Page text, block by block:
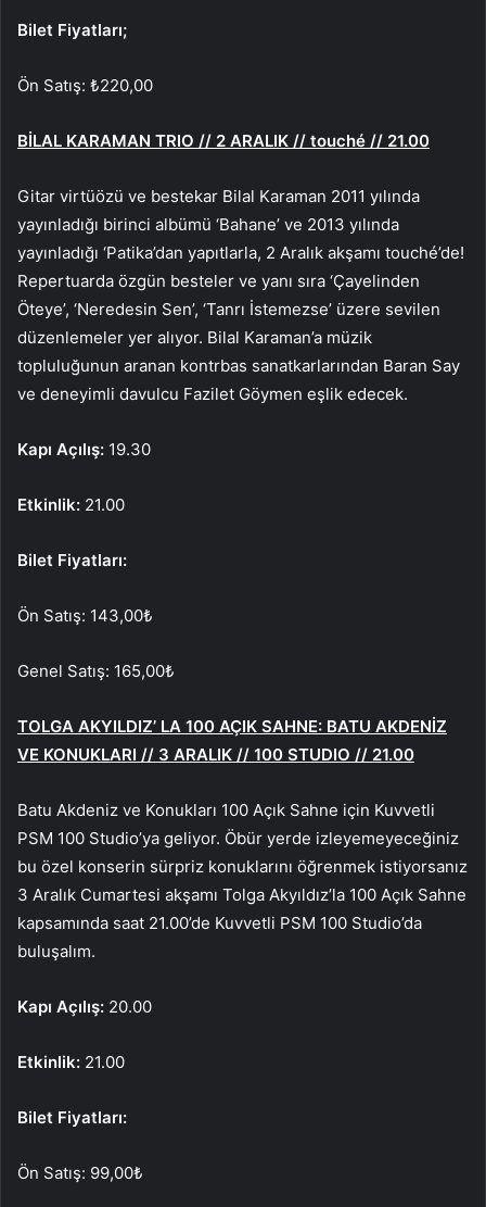
Bilet Fiyatları;
Ön Satış: ₺220,00
BİLAL KARAMAN TRIO // 2 ARALIK // touché // 21.00
Gitar virtüözü ve bestekar Bilal Karaman 2011 yılında
yayınladığı birinci albümü ‘Bahane’ ve 2013 yılında
yayınladığı ‘Patika’dan yapıtlarla, 2 Aralık akşamı touché’de!
Repertuarda özgün besteler ve yanı sıra ‘Çayelinden
Öteye’, ‘Neredesin Sen’, ‘Tanrı İstemezse’ üzere sevilen
düzenlemeler yer alıyor. Bilal Karaman’a müzik
topluluğunun aranan kontrbas sanatkarlarından Baran Say
ve deneyimli davulcu Fazilet Göymen eşlik edecek.
Kapı Açılış: 19.30
Etkinlik: 21.00
Bilet Fiyatları:
Ön Satış: 143,00₺
Genel Satış: 165,00₺
TOLGA AKYILDIZ’ LA 100 AÇIK SAHNE: BATU AKDENİZ
VE KONUKLARI // 3 ARALIK // 100 STUDIO // 21.00
Batu Akdeniz ve Konukları 100 Açık Sahne için Kuvvetli
PSM 100 Studio’ya geliyor. Öbür yerde izleyemeyeceğiniz
bu özel konserin sürpriz konuklarını öğrenmek istiyorsanız
3 Aralık Cumartesi akşamı Tolga Akyıldız’la 100 Açık Sahne
kapsamında saat 21.00’de Kuvvetli PSM 100 Studio’da
buluşalım.
Kapı Açılış: 20.00
Etkinlik: 21.00
Bilet Fiyatları:
Ön Satış: 99,00₺